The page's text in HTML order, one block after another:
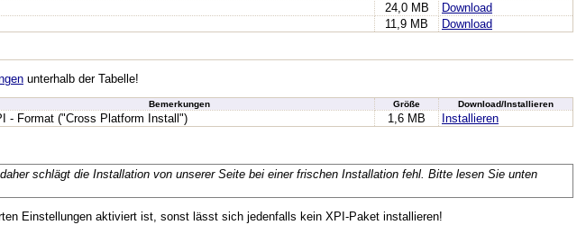
24,0 MB
Download
11,9 MB Download
unterhalb der Tabelle!
Bemerkungen Größe Download/Installieren
- Format ("Cross Platform Install") 1,6 MB
Installieren
schlägt die Installation von unserer Seite bei einer frischen Installation fehl. Bitte lesen Sie unten
Einstellungen aktiviert ist, sonst lässt sich jedenfalls kein XPI-Paket installieren!